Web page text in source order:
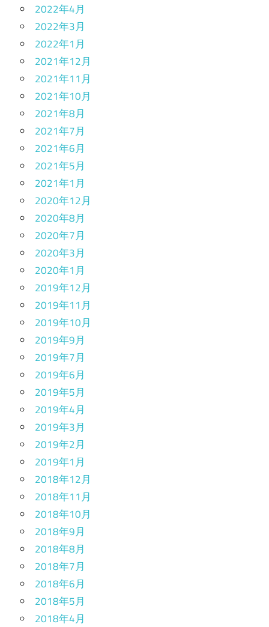
2022年4月
2022年3月
2022年1月
2021年12月
2021年11月
2021年10月
2021年8月
2021年7月
2021年6月
2021年5月
2021年1月
2020年12月
2020年8月
2020年7月
2020年3月
2020年1月
2019年12月
2019年11月
2019年10月
2019年9月
2019年7月
2019年6月
2019年5月
2019年4月
2019年3月
2019年2月
2019年1月
2018年12月
2018年11月
2018年10月
2018年9月
2018年8月
2018年7月
2018年6月
2018年5月
2018年4月